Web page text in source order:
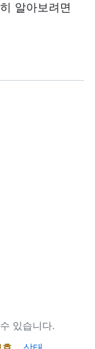
알아보려면
있습니다.